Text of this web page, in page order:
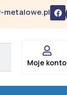
metalowe.pl F
a
c
e
k
Moje konto